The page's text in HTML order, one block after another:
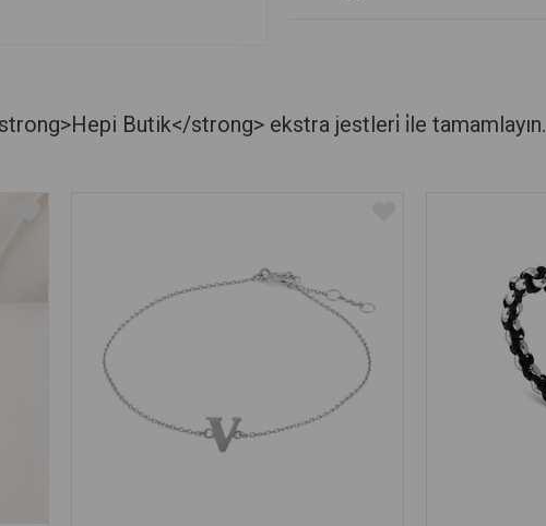
Butik</strong> ekstra jestleri̇ i̇le tamamlayın.